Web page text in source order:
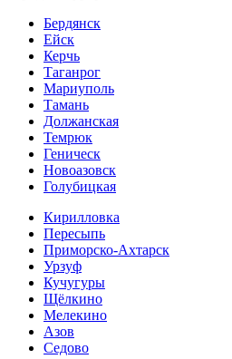
Бердянск
Ейск
Керчь
Таганрог
Мариуполь
Тамань
Должанская
Темрюк
Геническ
Новоазовск
Голубицкая
Кирилловка
Пересыпь
Приморско-Ахтарск
Урзуф
Кучугуры
Щёлкино
Мелекино
Азов
Седово